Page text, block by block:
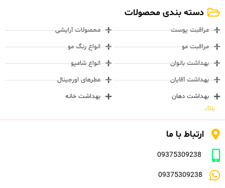
دسته بندی محصولات
مراقبت پوست
مراقبت مو
بهداشت بانوان
بهداشت آقایان
بهداشت دهان
محصولات آرایشی
انواع رنگ مو
انواع شامپو
عطرهای اورجینال
بهداشت خانه
بلاگ
ارتباط با ما
09375309238
09375309238